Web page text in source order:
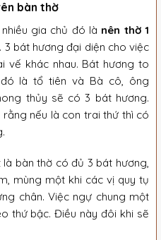
bàn thờ
gia chủ đó là nên thờ 1
. 3 bát hương đại diện cho việc
vế khác nhau. Bát hương to
là tổ tiên và Bà cô, ông
thủy sẽ có 3 bát hương.
rằng nếu là con trai thứ thì có
bàn thờ có đủ 3 bát hương,
mùng một khi các vị quy tụ
chân. Việc ngự chung một
thứ bậc. Điều này đôi khi sẽ